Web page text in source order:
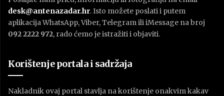
desk@antenazadar.hr. Isto možete poslati i putem
aplikacija WhatsApp, Viber, Telegram ili iMessage na broj
092 2222 972, rado ćemo je istražiti i objaviti.
Korištenje portala i sadržaja
Nakladnik ovaj portal stavlja na korištenje onakvim kakav